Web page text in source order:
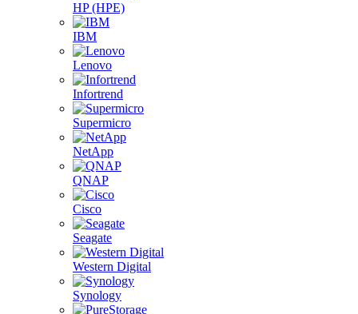
HP (HPE)
IBM
Lenovo
Infortrend
Supermicro
NetApp
QNAP
Cisco
Seagate
Western Digital
Synology